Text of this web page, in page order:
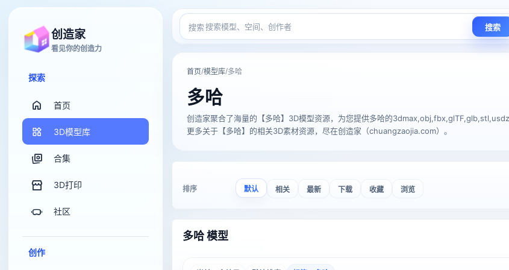
创造家
看见你的创造力
探索
首页
3D模型库
合集
3D打印
社区
创作
搜索 搜索
首页/模型库/多哈
多哈
创造家聚合了海量的【多哈】3D模型资源，为您提供多哈的
更多关于【多哈】的相关3D素材资源，尽在创造家（chuangzaojia.com）。
排序 默认 相关 最新 下载 收藏 浏览
多哈 模型